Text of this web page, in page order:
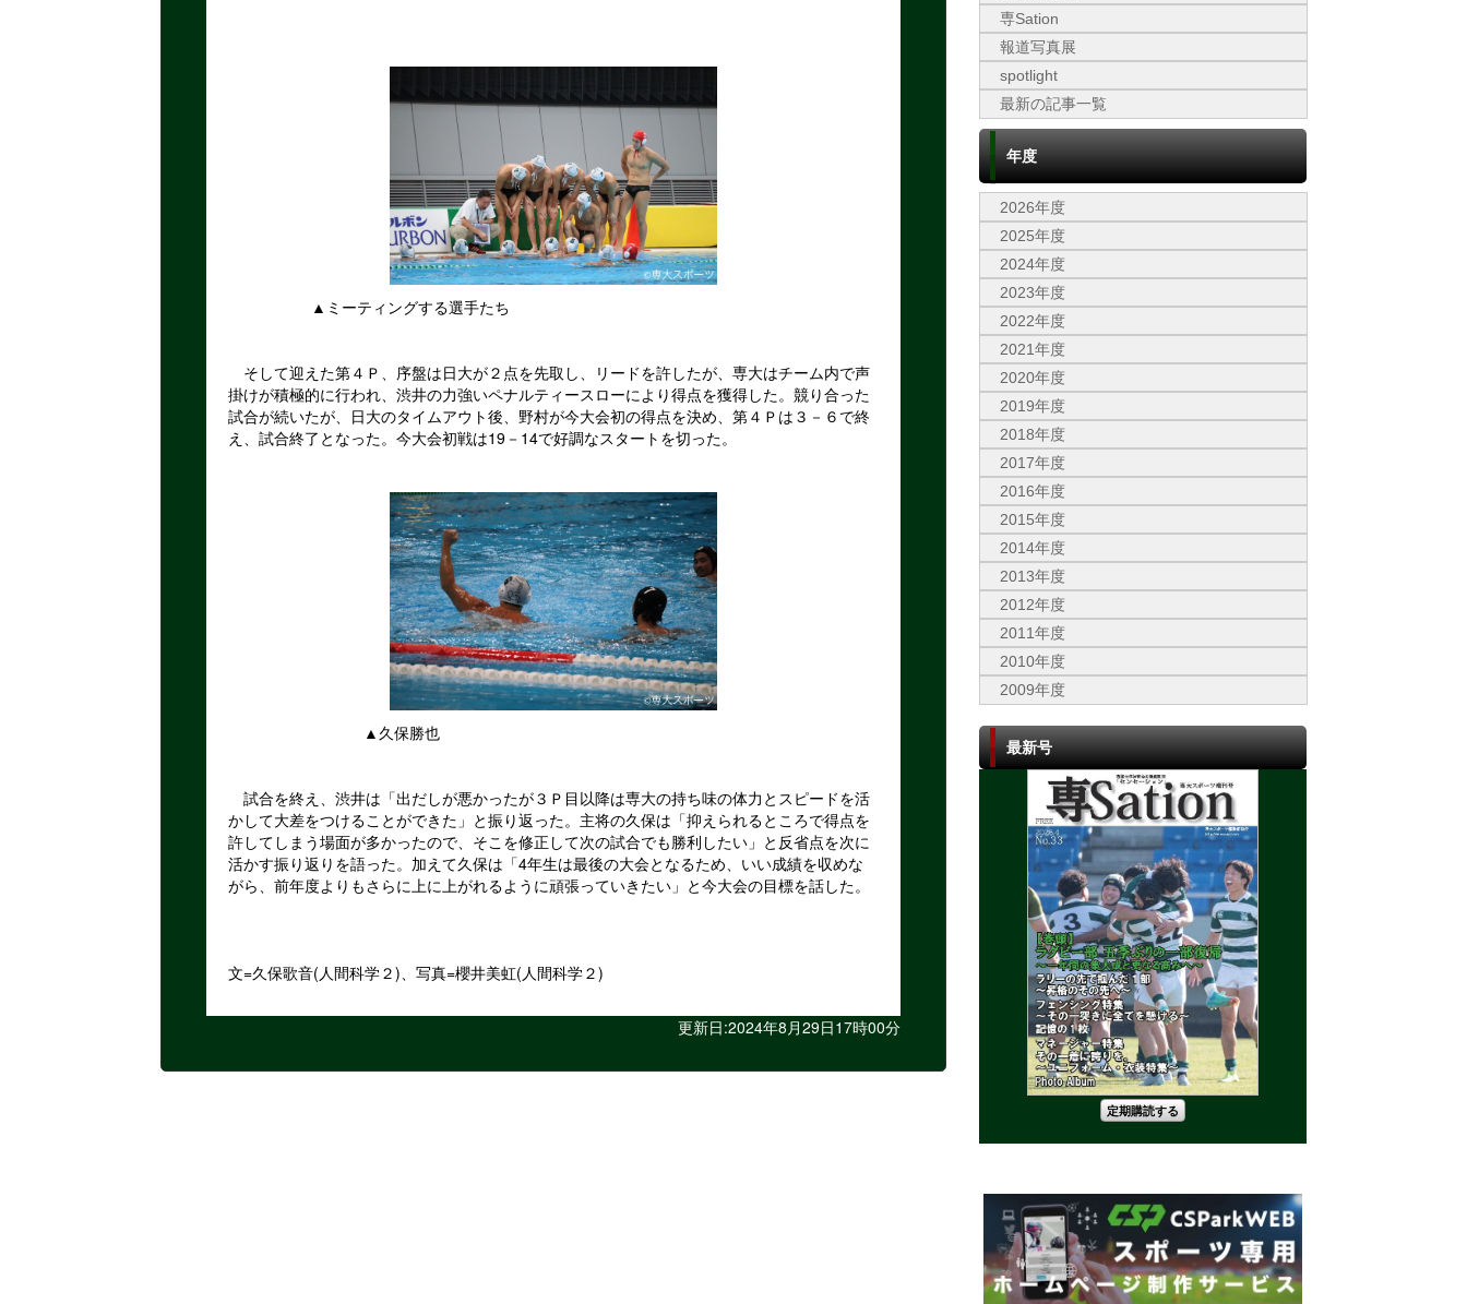
▲ミーティングする選手たち
そして迎えた第４Ｐ、序盤は日大が２点を先取し、リードを許したが、専大はチーム内で声
掛けが積極的に行われ、渋井の力強いペナルティースローにより得点を獲得した。競り合った
試合が続いたが、日大のタイムアウト後、野村が今大会初の得点を決め、第４Ｐは３－６で終
え、試合終了となった。今大会初戦は19－14で好調なスタートを切った。
▲久保勝也
試合を終え、渋井は「出だしが悪かったが３Ｐ目以降は専大の持ち味の体力とスピードを活
かして大差をつけることができた」と振り返った。主将の久保は「抑えられるところで得点を
許してしまう場面が多かったので、そこを修正して次の試合でも勝利したい」と反省点を次に
活かす振り返りを語った。加えて久保は「4年生は最後の大会となるため、いい成績を収めな
がら、前年度よりもさらに上に上がれるように頑張っていきたい」と今大会の目標を話した。
文=久保歌音(人間科学２)、写真=櫻井美虹(人間科学２)
更新日:2024年8月29日17時00分
専Sation
報道写真展
spotlight
最新の記事一覧
年度
2026年度
2025年度
2024年度
2023年度
2022年度
2021年度
2020年度
2019年度
2018年度
2017年度
2016年度
2015年度
2014年度
2013年度
2012年度
2011年度
2010年度
2009年度
最新号
定期購読する